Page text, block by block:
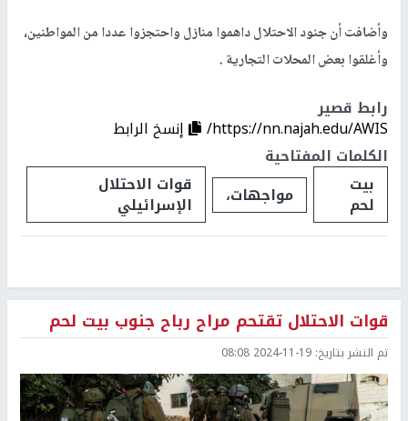
وأضافت أن جنود الاحتلال داهموا منازل واحتجزوا عددا من المواطنين،
وأغلقوا بعض المحلات التجارية .
رابط قصير
https://nn.najah.edu/AWIS/
إنسخ الرابط
الكلمات المفتاحية
بيت
لحم مواجهات، قوات الاحتلال
الإسرائيلي
قوات الاحتلال تقتحم مراح رباح جنوب بيت لحم
تم النشر بتاريخ: 2024-11-19 08:08